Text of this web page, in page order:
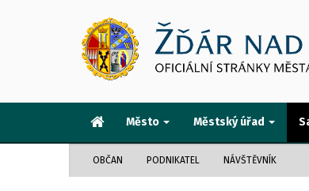
Město Městský úřad
OBČAN PODNIKATEL NÁVŠTĚVNÍK